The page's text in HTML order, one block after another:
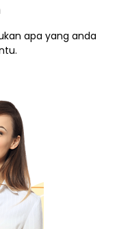
apa yang anda